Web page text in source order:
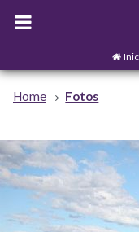
Home Fotos